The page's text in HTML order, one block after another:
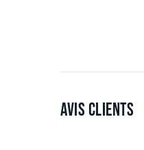
Avis clients